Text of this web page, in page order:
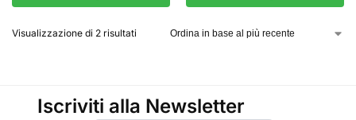
Visualizzazione di 2 risultati
Iscriviti alla Newsletter